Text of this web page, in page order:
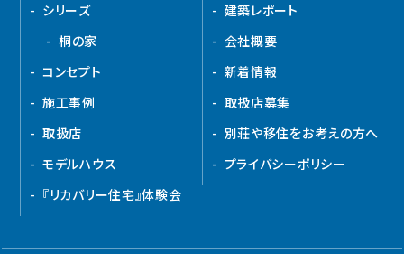
シリーズ
桐の家
コンセプト
施工事例
取扱店
モデルハウス
『リカバリー住宅』体験会
建築レポート
会社概要
新着情報
取扱店募集
別荘や移住をお考えの方へ
プライバシーポリシー